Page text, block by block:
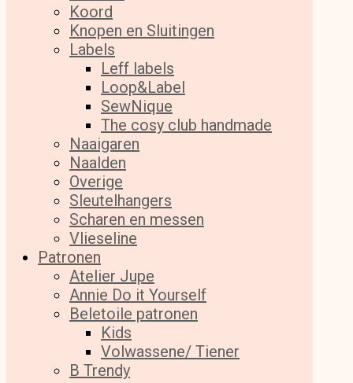
Koord
Knopen en Sluitingen
Labels
Leff labels
Loop&Label
SewNique
The cosy club handmade
Naaigaren
Naalden
Overige
Sleutelhangers
Scharen en messen
Vlieseline
Patronen
Atelier Jupe
Annie Do it Yourself
Beletoile patronen
Kids
Volwassene/ Tiener
B Trendy